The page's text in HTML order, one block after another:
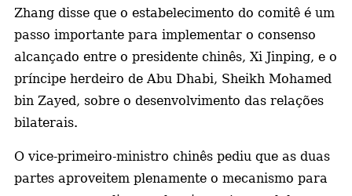
Zhang disse que o estabelecimento do comitê é um
passo importante para implementar o consenso
alcançado entre o presidente chinês, Xi Jinping, e o
príncipe herdeiro de Abu Dhabi, Sheikh Mohamed
bin Zayed, sobre o desenvolvimento das relações
bilaterais.
O vice-primeiro-ministro chinês pediu que as duas
partes aproveitem plenamente o mecanismo para